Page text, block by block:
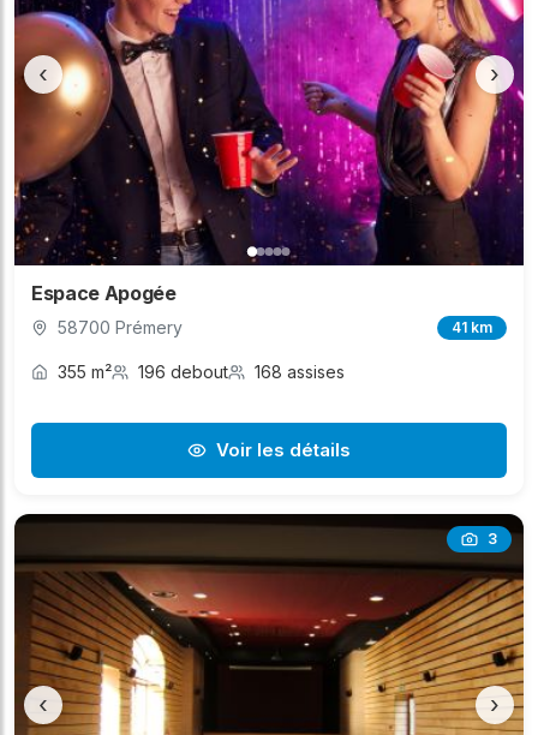
‹ ›
Espace Apogée
58700 Prémery 41 km
355 m² 196 debout 168 assises
Voir les détails
3
‹ ›